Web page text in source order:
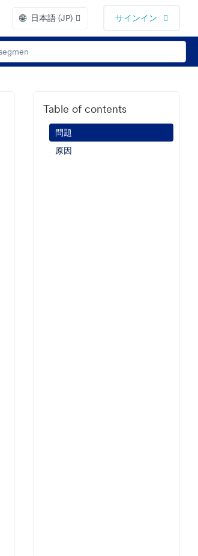
🌐 日本語 (JP) サインイン
Table of contents
問題
原因